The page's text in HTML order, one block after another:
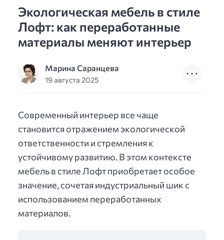
Экологическая мебель в стиле
Лофт: как переработанные
материалы меняют интерьер
Марина Саранцева
19 августа 2025
Современный интерьер все чаще
становится отражением экологической
ответственности и стремления к
устойчивому развитию. В этом контексте
мебель в стиле Лофт приобретает особое
значение, сочетая индустриальный шик с
использованием переработанных
материалов.